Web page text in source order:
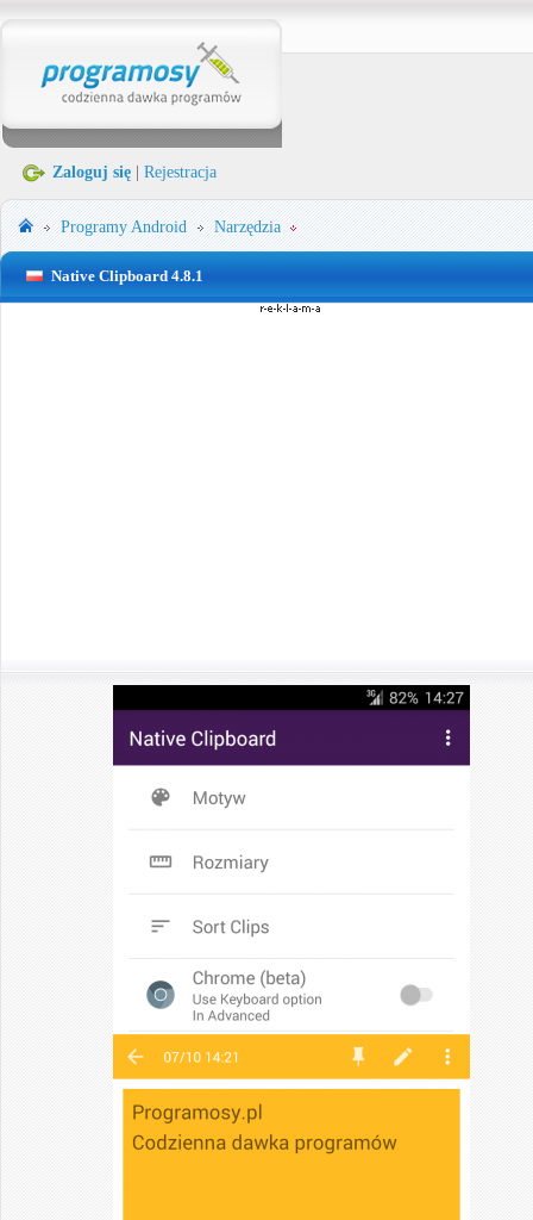
Zaloguj się Rejestracja
ProgramyAndroid Narzędzia
Native Clipboard 4.8.1